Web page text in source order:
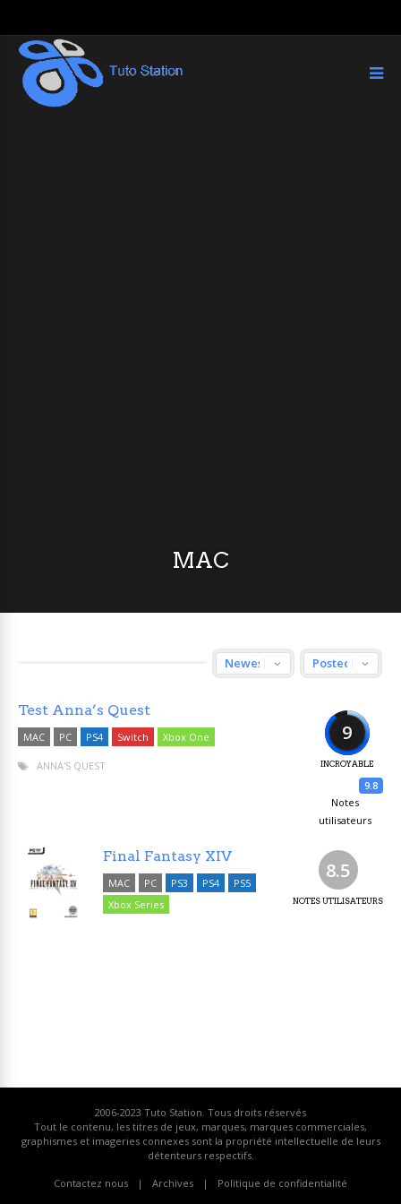
MAC
9
INCROYABLE
9.8
Notes
utilisateurs
Test Anna’s Quest
MAC PC PS4 Switch Xbox One
ANNA'S QUEST
8.5
NOTES UTILISATEURS
Final Fantasy XIV
MAC PC PS3 PS4
PS5
Xbox Series
2006-2023 Tuto Station. Tous droits réservés
Tout le contenu, les titres de jeux, marques, marques commerciales,
graphismes et imageries connexes sont la propriété intellectuelle de leurs
détenteurs respectifs.
Contactez nous Archives Politique de confidentialité